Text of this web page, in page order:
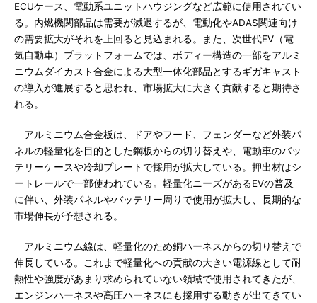
ECUケース、電動系ユニットハウジングなど広範に使用されてい
る。内燃機関部品は需要が減退するが、電動化やADAS関連向け
の需要拡大がそれを上回ると見込まれる。また、次世代EV（電
気自動車）プラットフォームでは、ボディー構造の一部をアルミ
ニウムダイカスト合金による大型一体化部品とするギガキャスト
の導入が進展すると思われ、市場拡大に大きく貢献すると期待さ
れる。
アルミニウム合金板は、ドアやフード、フェンダーなど外装パ
ネルの軽量化を目的とした鋼板からの切り替えや、電動車のバッ
テリーケースや冷却プレートで採用が拡大している。押出材はシ
ートレールで一部使われている。軽量化ニーズがあるEVの普及
に伴い、外装パネルやバッテリー周りで使用が拡大し、長期的な
市場伸長が予想される。
アルミニウム線は、軽量化のため銅ハーネスからの切り替えで
伸長している。これまで軽量化への貢献の大きい電源線として耐
熱性や強度があまり求められていない領域で使用されてきたが、
エンジンハーネスや高圧ハーネスにも採用する動きが出てきてい